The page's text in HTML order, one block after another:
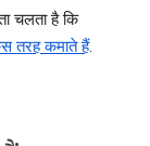
चलता है कि
तरह कमाते हैं.